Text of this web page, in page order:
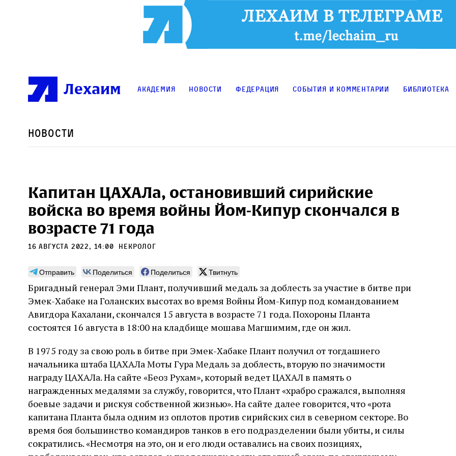
Лехаим Академия Новости Федерация События и комментарии Библиотека
Новости
Капитан ЦАХАЛа, остановивший сирийские
войска во время войны Йом-Кипур скончался в
возрасте 71 года
16 августа 2022, 14:00 некролог
Отправить Поделиться Поделиться Твитнуть
Бригадный генерал Эми Плант, получивший медаль за доблесть за участие в битве при
Эмек-Хабаке на Голанских высотах во время Войны Йом-Кипур под командованием
Авигдора Кахалани, скончался 15 августа в возрасте 71 года. Похороны Планта
состоятся 16 августа в 18:00 на кладбище мошава Магшимим, где он жил.
В 1975 году за свою роль в битве при Эмек-Хабаке Плант получил от тогдашнего
начальника штаба ЦАХАЛа Моты Гура Медаль за доблесть, вторую по значимости
награду ЦАХАЛа. На сайте «Беоз Рухам», который ведет ЦАХАЛ в память о
награжденных медалями за службу, говорится, что Плант «храбро сражался, выполняя
боевые задачи и рискуя собственной жизнью». На сайте далее говорится, что «рота
капитана Планта была одним из оплотов против сирийских сил в северном секторе. Во
время боя большинство командиров танков в его подразделении были убиты, и силы
сократились. «Несмотря на это, он и его люди оставались на своих позициях,
Погромы 1929 года:
неделя, изменившая
судьбу еврейского ишува
погромов Ребе совершал поездку по святым
местам Эрец‑Исраэль. Он посетил, в
частности, Пещеру праотцев и Западную
стену. Он, несомненно, почувствовал
необычайное напряжение и сознательно
отказался приходить к Стене в Тиша бе‑Ав,
чтобы не собирать вокруг себя большое
количество хасидов и жителей города и тем
самым не усиливать напряжённость
5 августа Проверено временем Александр
Монтажник фирмы «Топф
и сыновья»
По мере того как росло количество
становилось все больше, без кремационных
печей Прюфера было не обойтись. Cжигая
тела прямо в лагере, нацисты не только
оставались верны своему архаичному культу
смерти, но и скрывали от населения соседних
городов, сколько узников погибало каждый
день в этих жутких местах
2 августа Неразрезанные страницы
Фредиано Сесси. Перевод с итальянского
Ксении Тименчик
Еврейская звезда
Буэнос‑Айреса
полковника устанавливает на
бронзовую плиту с ангелом,
лояльности: демонстрация
еврейская община не
осуждает радикалов и
признанной частью